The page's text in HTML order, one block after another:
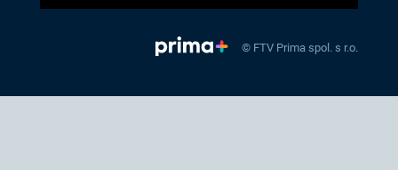
© FTV Prima spol. s r.o.